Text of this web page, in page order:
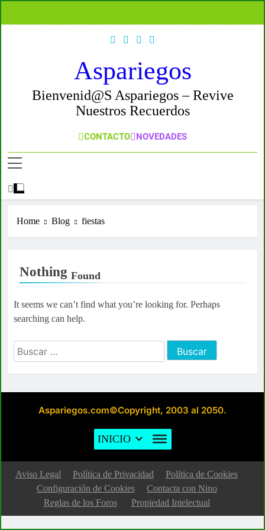
Aspariegos
Bienvenid@s Aspariegos – Revive
Nuestros Recuerdos
CONTACTO NOVEDADES
Home Blog fiestas
Nothing Found
It seems we can’t find what you’re looking for. Perhaps
searching can help.
Buscar:
Aspariegos.com©Copyright, 2003 al 2050.
INICIO
Aviso Legal Política de Privacidad
Política de Cookies
Configuración de Cookies
Contacta con Nino
Reglas de los Foros
Propiedad Intelectual